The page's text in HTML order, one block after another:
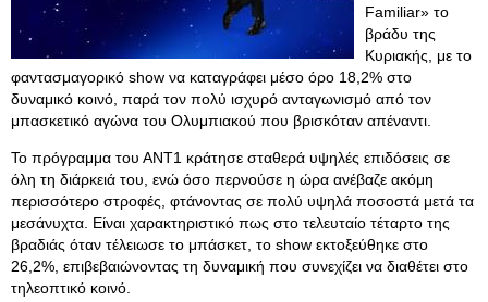
Familiar» το
βράδυ της
Κυριακής, με το
φαντασμαγορικό show να καταγράφει μέσο όρο 18,2% στο
δυναμικό κοινό, παρά τον πολύ ισχυρό ανταγωνισμό από τον
μπασκετικό αγώνα του Ολυμπιακού που βρισκόταν απέναντι.
Το πρόγραμμα του ΑΝΤ1 κράτησε σταθερά υψηλές επιδόσεις σε
όλη τη διάρκειά του, ενώ όσο περνούσε η ώρα ανέβαζε ακόμη
περισσότερο στροφές, φτάνοντας σε πολύ υψηλά ποσοστά μετά τα
μεσάνυχτα. Είναι χαρακτηριστικό πως στο τελευταίο τέταρτο της
βραδιάς όταν τέλειωσε το μπάσκετ, το show εκτοξεύθηκε στο
26,2%, επιβεβαιώνοντας τη δυναμική που συνεχίζει να διαθέτει στο
τηλεοπτικό κοινό.